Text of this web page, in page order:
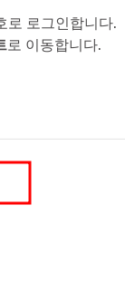
로 로그인합니다.
로 이동합니다.